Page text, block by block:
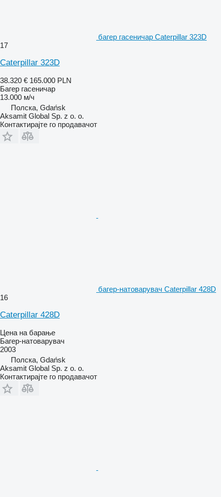
багер гасеничар Caterpillar 323D
17
Caterpillar 323D
38.320 € 165.000 PLN
Багер гасеничар
13.000 м/ч
Полска, Gdańsk
Aksamit Global Sp. z o. o.
Контактирајте го продавачот
багер-натоварувач Caterpillar 428D
16
Caterpillar 428D
Цена на барање
Багер-натоварувач
2003
Полска, Gdańsk
Aksamit Global Sp. z o. o.
Контактирајте го продавачот